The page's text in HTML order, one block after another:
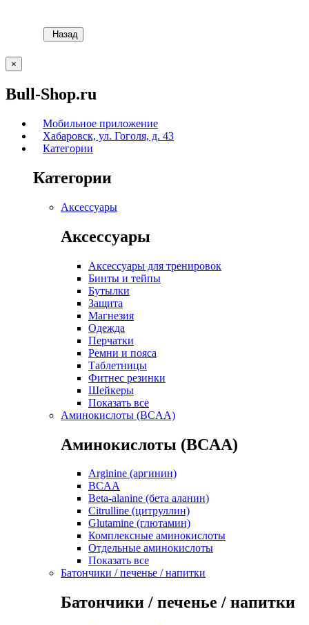
Назад
×
Bull-Shop.ru
Мобильное приложение
Хабаровск, ул. Гоголя, д. 43
Категории
Категории
Аксессуары
Аксессуары
Аксессуары для тренировок
Бинты и тейпы
Бутылки
Защита
Магнезия
Одежда
Перчатки
Ремни и пояса
Таблетницы
Фитнес резинки
Шейкеры
Показать все
Аминокислоты (BCAA)
Аминокислоты (BCAA)
Arginine (аргинин)
BCAA
Beta-alanine (бета аланин)
Citrulline (цитруллин)
Glutamine (глютамин)
Комплексные аминокислоты
Отдельные аминокислоты
Показать все
Батончики / печенье / напитки
Батончики / печенье / напитки